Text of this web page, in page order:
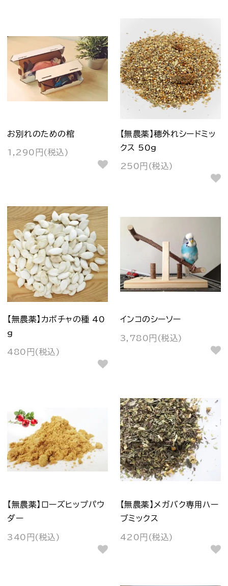
お別れのための棺
1,290円(税込)
【無農薬】穂外れシードミッ
クス 50g
250円(税込)
【無農薬】カボチャの種 40
g
480円(税込)
インコのシーソー
3,780円(税込)
【無農薬】ローズヒップパウ
ダー
340円(税込)
【無農薬】メガバク専用ハー
ブミックス
420円(税込)